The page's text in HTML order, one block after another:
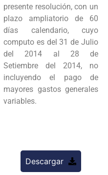
presente resolución, con un
plazo ampliatorio de 60
días calendario, cuyo
computo es del 31 de Julio
del2014 al 28 de
Setiembre del 2014, no
incluyendo el pago de
mayores gastos generales
variables.
Descargar